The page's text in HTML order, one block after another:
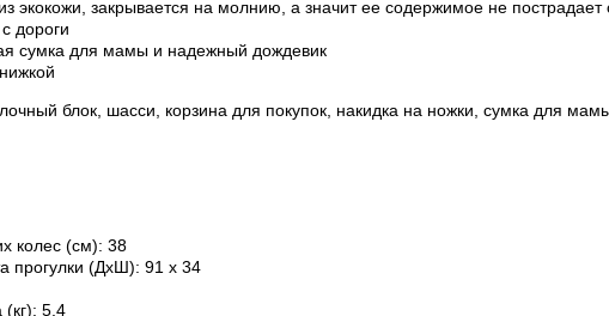
экокожи, закрывается на молнию, а значит ее содержимое не пострадает
дороги
сумка для мамы и надежный дождевик
блок, шасси, корзина для покупок, накидка на ножки, сумка для
колес (см): 38
прогулки (ДхШ): 91 x 34
: 5.4